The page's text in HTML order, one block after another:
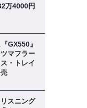
万4000円
GX550』
マフラー
・トレイ
リスニング